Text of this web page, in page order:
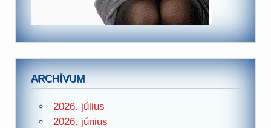
ARCHÍVUM
2026. július
2026. június